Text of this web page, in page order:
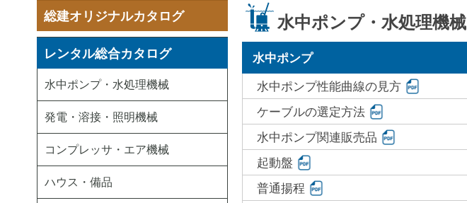
総建オリジナルカタログ
レンタル総合カタログ
水中ポンプ・水処理機械
発電・溶接・照明機械
コンプレッサ・エア機械
ハウス・備品
水中ポンプ・水処理機械
水中ポンプ
水中ポンプ性能曲線の見方
ケーブルの選定方法
水中ポンプ関連販売品
起動盤
普通揚程